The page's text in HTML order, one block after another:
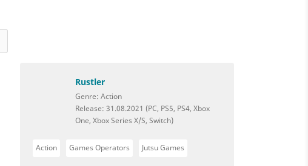
Rustler
Genre: Action
Release: 31.08.2021 (PC, PS5, PS4, Xbox
One, Xbox Series X/S, Switch)
Action Games Operators Jutsu Games